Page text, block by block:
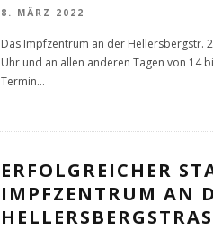
8. MÄRZ 2022
Das Impfzentrum an der Hellersbergstr.
Uhr und an allen anderen Tagen von 14
Termin...
ERFOLGREICHER
IMPFZENTRUM AN